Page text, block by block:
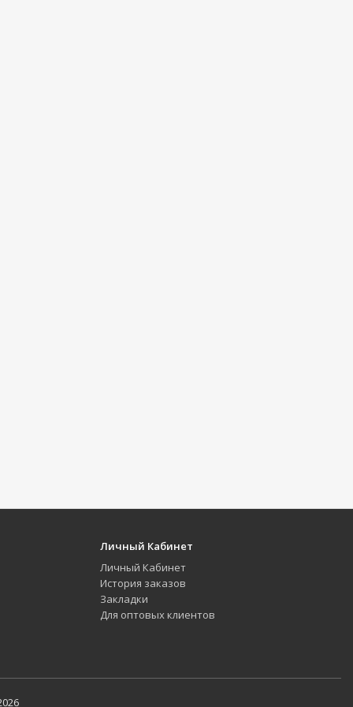
Личный Кабинет
Личный Кабинет
История заказов
Закладки
Для оптовых клиентов